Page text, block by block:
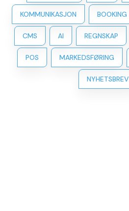
KOMMUNIKASJON BOOKING
CMS AI REGNSKAP
POS MARKEDSFØRING
NYHETSBREV